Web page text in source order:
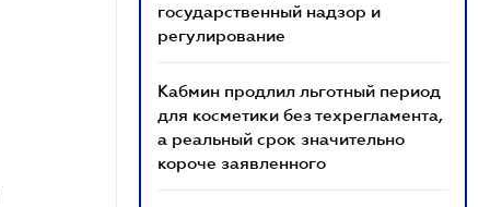
государственный надзор и
регулирование
Кабмин продлил льготный период
для косметики без техрегламента,
а реальный срок значительно
короче заявленного